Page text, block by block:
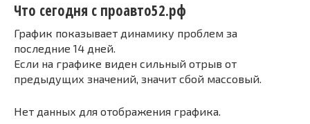
Что сегодня с проавто52.рф
График показывает динамику проблем за
последние 14 дней.
Если на графике виден сильный отрыв от
предыдущих значений, значит сбой массовый.
Нет данных для отображения графика.